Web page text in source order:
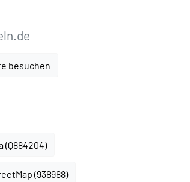
besuchen
(Q884204)
(938988)